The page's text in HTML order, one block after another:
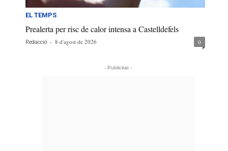
EL TEMPS
Prealerta per risc de calor intensa a Castelldefels
Redacció - 8 d'agost de 2026 0
- Publicitat -